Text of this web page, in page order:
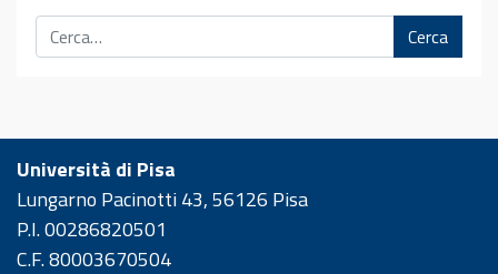
Cerca
Università di Pisa
Lungarno Pacinotti 43, 56126 Pisa
P.I. 00286820501
C.F. 80003670504